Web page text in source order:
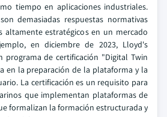
tiempo en aplicaciones industriales.
demasiadas respuestas normativas
altamente estratégicos en un mercado
en diciembre de 2023, Lloyd's
programa de certificación "Digital Twin
en la preparación de la plataforma y la
La certificación es un requisito para
que implementan plataformas de
formalizan la formación estructurada y